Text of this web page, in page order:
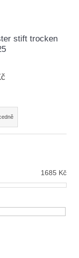
stift trocken
1685 Kč